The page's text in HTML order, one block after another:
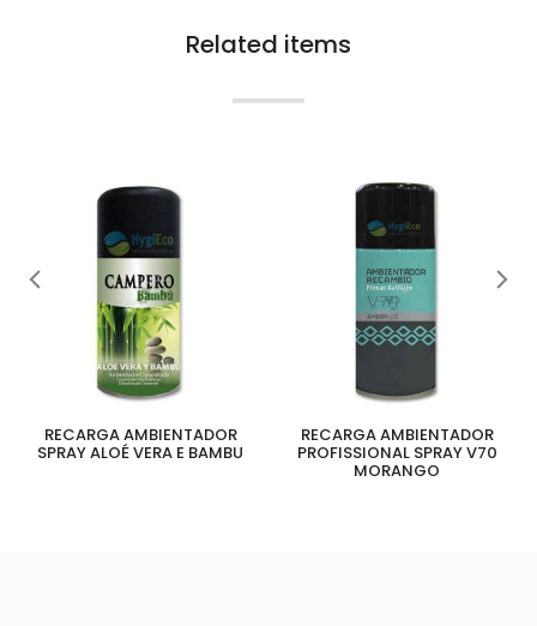
Related items
RECARGA AMBIENTADOR
SPRAY ALOÉ VERA E BAMBU
RECARGA AMBIENTADOR
PROFISSIONAL SPRAY V70
MORANGO